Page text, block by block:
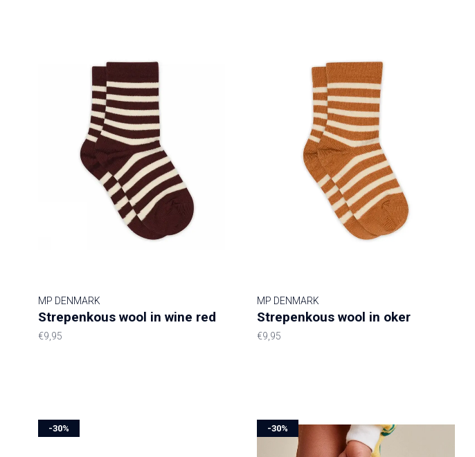
MP DENMARK
Strepenkous wool in wine red
€9,95
MP DENMARK
Strepenkous wool in oker
€9,95
-30% -30%